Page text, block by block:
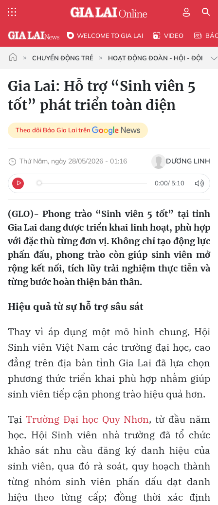
WELCOME TO GIA LAI VIDEO
CHUYỂN ĐỘNG TRẺ HOẠT ĐỘNG ĐOÀN - HỘI - ĐỘI
Gia Lai: Hỗ trợ “Sinh viên 5
tốt” phát triển toàn diện
Theo dõi Báo Gia Lai trên
Thứ Năm, ngày 28/05/2026 - 01:16 DƯƠNG LINH
0:00/ 5:10
(GLO)- Phong trào “Sinh viên 5 tốt” tại tỉnh
Gia Lai đang được triển khai linh hoạt, phù hợp
với đặc thù từng đơn vị. Không chỉ tạo động lực
phấn đấu, phong trào còn giúp sinh viên mở
rộng kết nối, tích lũy trải nghiệm thực tiễn và
từng bước hoàn thiện bản thân.
Hiệu quả từ sự hỗ trợ sâu sát
Thay vì áp dụng một mô hình chung, Hội
Sinh viên Việt Nam các trường đại học, cao
đẳng trên địa bàn tỉnh Gia Lai đã lựa chọn
phương thức triển khai phù hợp nhằm giúp
sinh viên tiếp cận phong trào hiệu quả hơn.
Tại Trường Đại học Quy Nhơn, từ đầu năm
học, Hội Sinh viên nhà trường đã tổ chức
khảo sát nhu cầu đăng ký danh hiệu của
sinh viên, qua đó rà soát, quy hoạch thành
từng nhóm sinh viên phấn đấu đạt danh
hiệu theo từng cấp; đồng thời xác định